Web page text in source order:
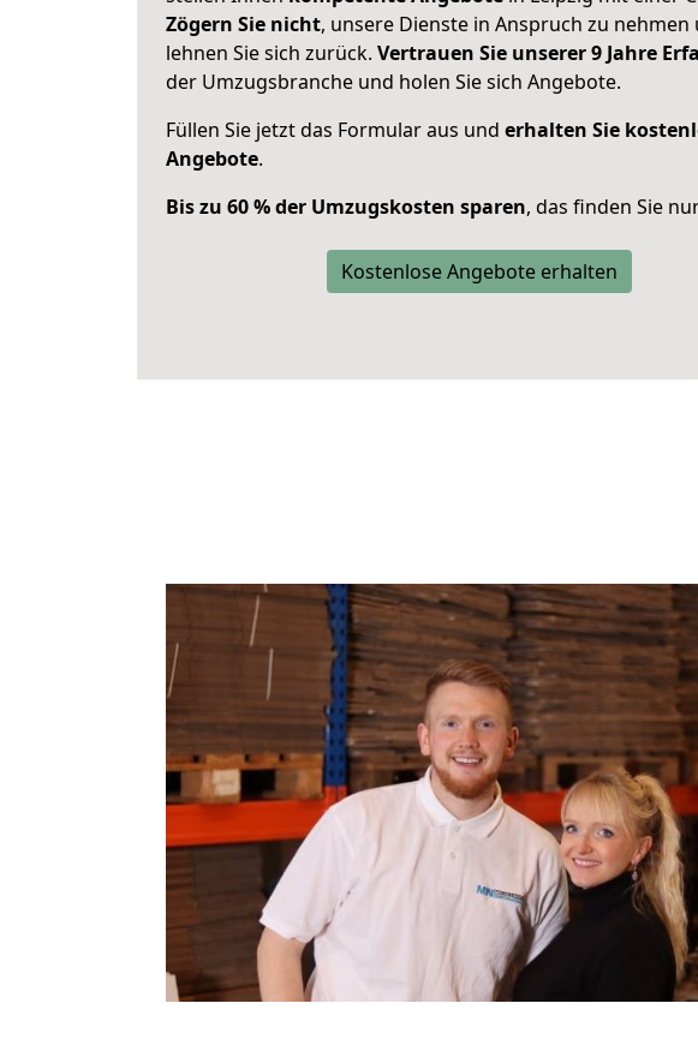
Zögern Sie nicht, unsere Dienste in Anspruch zu nehmen
lehnen Sie sich zurück. Vertrauen Sie unserer 9 Jahre
der Umzugsbranche und holen Sie sich Angebote.
Füllen Sie jetzt das Formular aus und erhalten Sie
Angebote.
Bis zu 60 % der Umzugskosten sparen, das finden Sie
Kostenlose Angebote erhalten